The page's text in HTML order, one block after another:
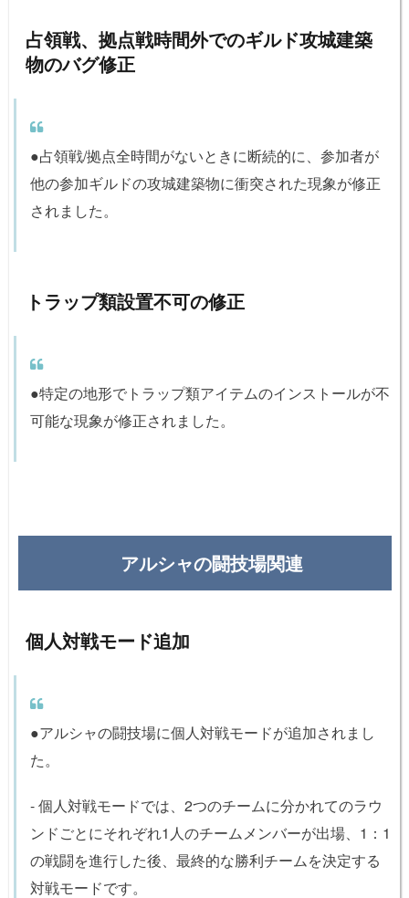
占領戦、拠点戦時間外でのギルド攻城建築
物のバグ修正
●占領戦/拠点全時間がないときに断続的に、参加者が
他の参加ギルドの攻城建築物に衝突された現象が修正
されました。
トラップ類設置不可の修正
●特定の地形でトラップ類アイテムのインストールが不
可能な現象が修正されました。
アルシャの闘技場関連
個人対戦モード追加
●アルシャの闘技場に個人対戦モードが追加されまし
た。
- 個人対戦モードでは、2つのチームに分かれてのラウ
ンドごとにそれぞれ1人のチームメンバーが出場、1：1
の戦闘を進行した後、最終的な勝利チームを決定する
対戦モードです。